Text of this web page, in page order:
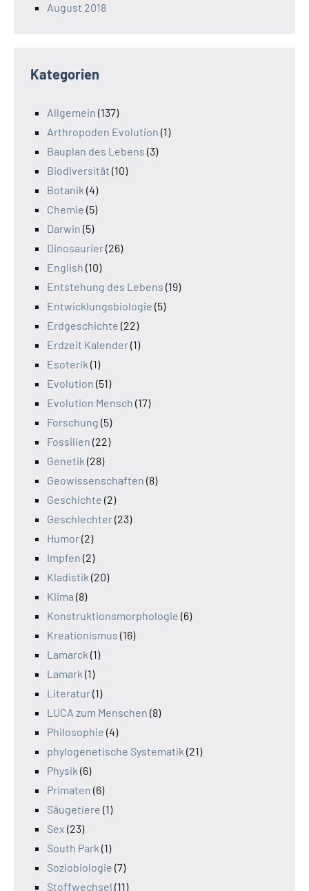
August 2018
Kategorien
Allgemein (137)
Arthropoden Evolution (1)
Bauplan des Lebens (3)
Biodiversität (10)
Botanik (4)
Chemie (5)
Darwin (5)
Dinosaurier(26)
English (10)
Entstehung des Lebens (19)
Entwicklungsbiologie (5)
Erdgeschichte (22)
Erdzeit Kalender(1)
Esoterik (1)
Evolution (51)
Evolution Mensch (17)
Forschung (5)
Fossilien (22)
Genetik (28)
Geowissenschaften (8)
Geschichte (2)
Geschlechter(23)
Humor(2)
Impfen (2)
Kladistik (20)
Klima (8)
Konstruktionsmorphologie (6)
Kreationismus (16)
Lamarck (1)
Lamark (1)
Literatur(1)
LUCA zum Menschen (8)
Philosophie (4)
phylogenetische Systematik (21)
Physik (6)
Primaten (6)
Säugetiere (1)
Sex (23)
South Park (1)
Soziobiologie (7)
Stoffwechsel (11)